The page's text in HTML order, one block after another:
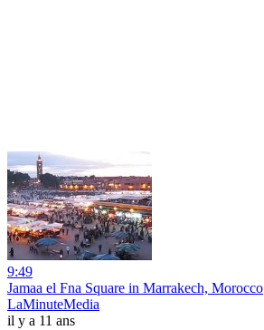
9:49
Jamaa el Fna Square in Marrakech, Morocco
LaMinuteMedia
il y a 11 ans